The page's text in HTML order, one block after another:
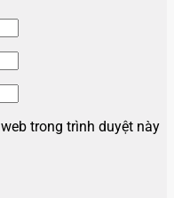
trong trình duyệt này